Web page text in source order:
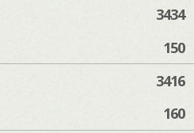
3434
150
3416
160